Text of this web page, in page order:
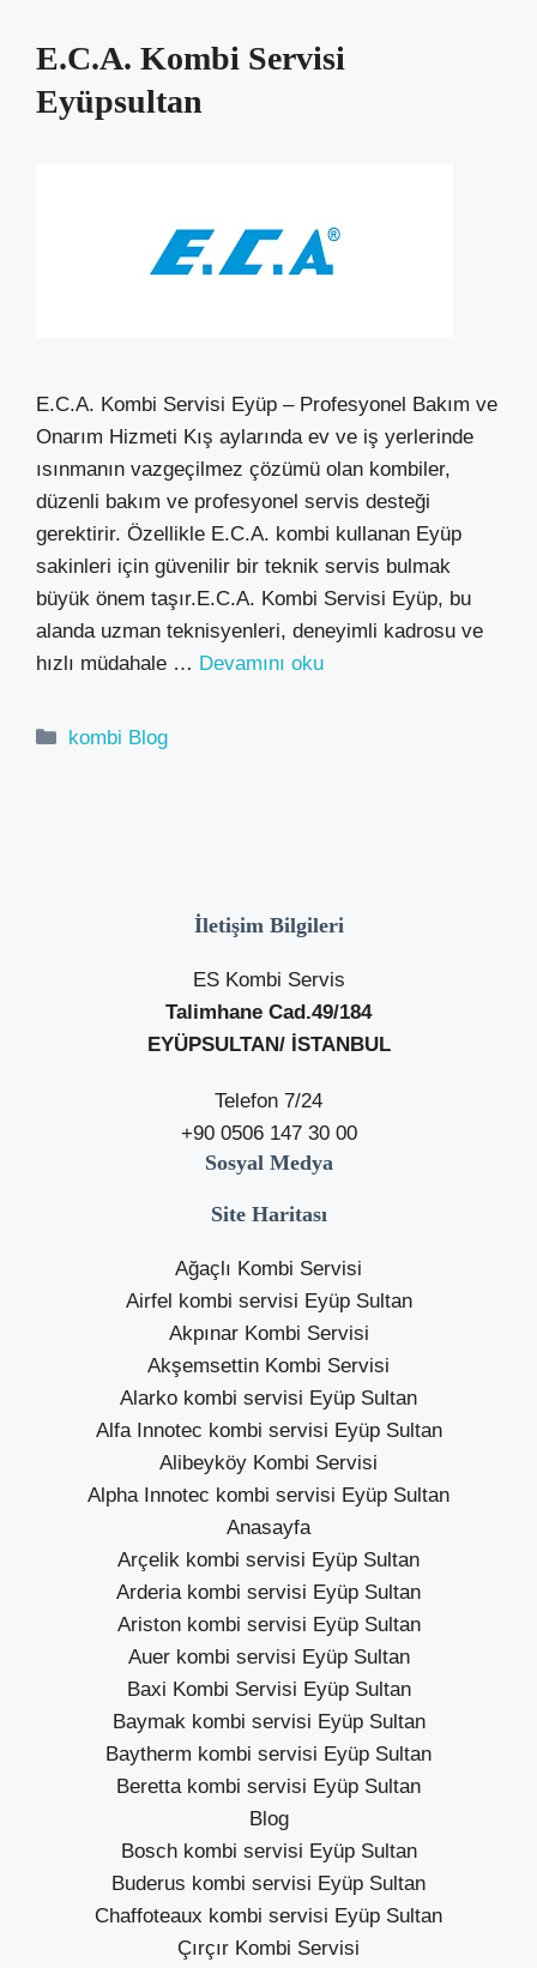
E.C.A. Kombi Servisi
Eyüpsultan
E.C.A. Kombi Servisi Eyüp – Profesyonel Bakım ve
Onarım Hizmeti Kış aylarında ev ve iş yerlerinde
ısınmanın vazgeçilmez çözümü olan kombiler,
düzenli bakım ve profesyonel servis desteği
gerektirir. Özellikle E.C.A. kombi kullanan Eyüp
sakinleri için güvenilir bir teknik servis bulmak
büyük önem taşır.E.C.A. Kombi Servisi Eyüp, bu
alanda uzman teknisyenleri, deneyimli kadrosu ve
hızlı müdahale … Devamını oku
Kategoriler
kombi Blog
İletişim Bilgileri
ES Kombi Servis
Talimhane Cad.49/184
EYÜPSULTAN/ İSTANBUL
Telefon 7/24
+90 0506 147 30 00
Sosyal Medya
Site Haritası
Ağaçlı Kombi Servisi
Airfel kombi servisi Eyüp Sultan
Akpınar Kombi Servisi
Akşemsettin Kombi Servisi
Alarko kombi servisi Eyüp Sultan
Alfa Innotec kombi servisi Eyüp Sultan
Alibeyköy Kombi Servisi
Alpha Innotec kombi servisi Eyüp Sultan
Anasayfa
Arçelik kombi servisi Eyüp Sultan
Arderia kombi servisi Eyüp Sultan
Ariston kombi servisi Eyüp Sultan
Auer kombi servisi Eyüp Sultan
Baxi Kombi Servisi Eyüp Sultan
Baymak kombi servisi Eyüp Sultan
Baytherm kombi servisi Eyüp Sultan
Beretta kombi servisi Eyüp Sultan
Blog
Bosch kombi servisi Eyüp Sultan
Buderus kombi servisi Eyüp Sultan
Chaffoteaux kombi servisi Eyüp Sultan
Çırçır Kombi Servisi